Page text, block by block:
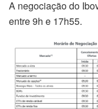
A negociação do
entre 9h e 17h55.